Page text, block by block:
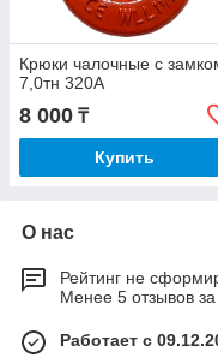
Крюки чалочные с
7,0тн 320А
8 000 ₸
Купить
О нас
Рейтинг не
Менее 5 отзывов
Работает с